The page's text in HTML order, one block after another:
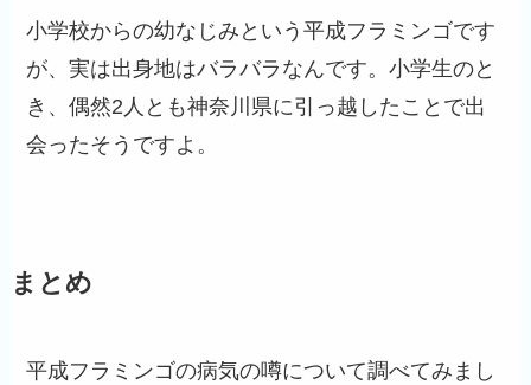
小学校からの幼なじみという平成フラミンゴです
が、実は出身地はバラバラなんです。小学生のと
き、偶然2人とも神奈川県に引っ越したことで出
会ったそうですよ。
まとめ
平成フラミンゴの病気の噂について調べてみまし